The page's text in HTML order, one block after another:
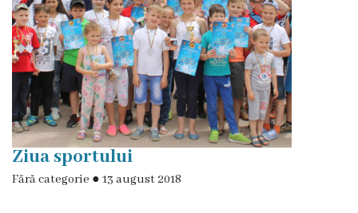
Rapoarte
privind
asigurarea
transparenței
în
proces
decizional
Ziua sportului
Fără categorie ● 13 august 2018